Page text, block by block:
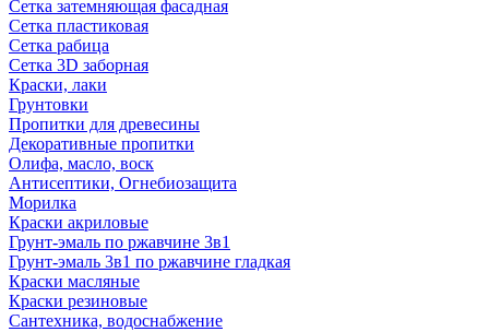
Сетка затемняющая фасадная
Сетка пластиковая
Сетка рабица
Сетка 3D заборная
Краски, лаки
Грунтовки
Пропитки для древесины
Декоративные пропитки
Олифа, масло, воск
Антисептики, Огнебиозащита
Морилка
Краски акриловые
Грунт-эмаль по ржавчине 3в1
Грунт-эмаль 3в1 по ржавчине гладкая
Краски масляные
Краски резиновые
Сантехника, водоснабжение